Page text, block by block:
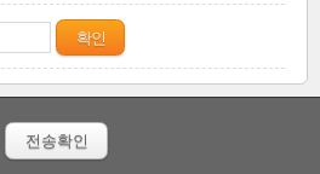
확인
전송확인